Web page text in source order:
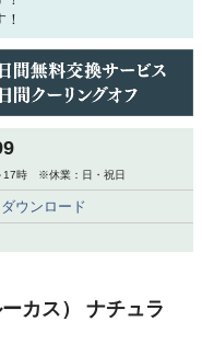
17時 ※休業：日・祝日
ウンロード
カス） ナチュラ